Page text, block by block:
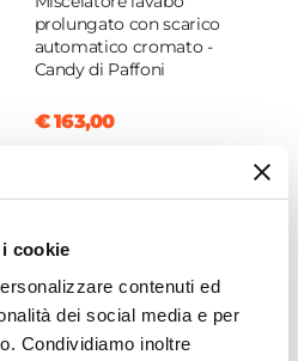
cookie
contenuti ed
dei social media e per
Condividiamo inoltre
Lavabo
prolungato con scarico
automatico cromato -
Candy di Paffoni
€ 163,00